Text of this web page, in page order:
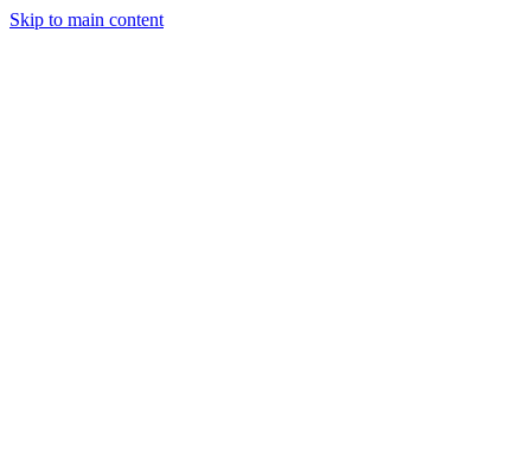
Skip to main content